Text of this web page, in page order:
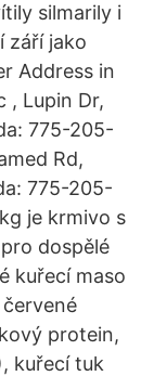
silmarily i
září jako
Address in
, Lupin Dr,
775-205-
Rd,
775-205-
je krmivo s
dospělé
kuřecí maso
protein,
kuřecí tuk